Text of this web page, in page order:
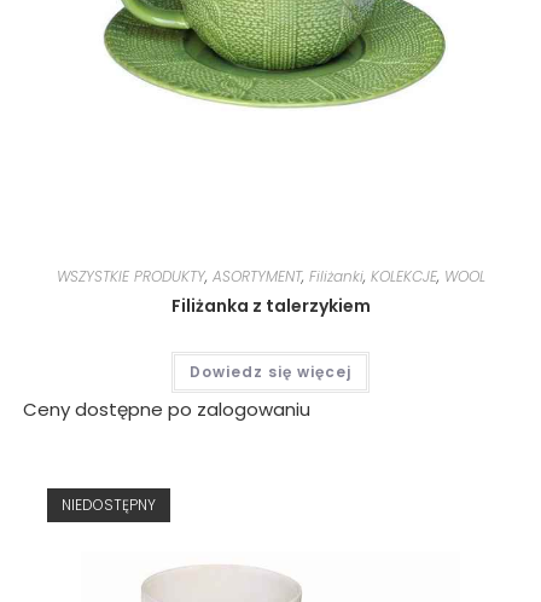
WSZYSTKIE PRODUKTY, ASORTYMENT, Filiżanki, KOLEKCJE, WOOL
Filiżanka z talerzykiem
Dowiedz się więcej
Ceny dostępne po zalogowaniu
NIEDOSTĘPNY